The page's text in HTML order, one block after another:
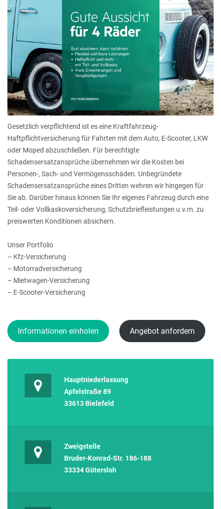
Gesetzlich verpflichtend ist es eine Kraftfahrzeug-
Haftpflichtversicherung für Fahrten mit dem Auto, E-Scooter, LKW
oder Moped abzuschließen. Für berechtigte
Schadensersatzansprüche übernehmen wir die Kosten bei
Personen-, Sach- und Vermögensschäden. Unbegründete
Schadensersatzansprüche eines Dritten wehren wir hingegen für
Sie ab. Darüber hinaus können Sie Ihr eigenes Fahrzeug durch eine
Teil- oder Vollkaskoversicherung, Schutzbriefleistungen u.v.m. zu
preiswerten Konditionen absichern.
Unser Portfolio
– Kfz-Versicherung
– Motorradversicherung
– Mietwagen-Versicherung
– E-Scooter-Versicherung
Informationen einholen Angebot anfordern
Hauptniederlassung
Apfelstraße 89
33613 Bielefeld
Zweigstelle
Bruder-Konrad-Str. 186-188
33334 Gütersloh